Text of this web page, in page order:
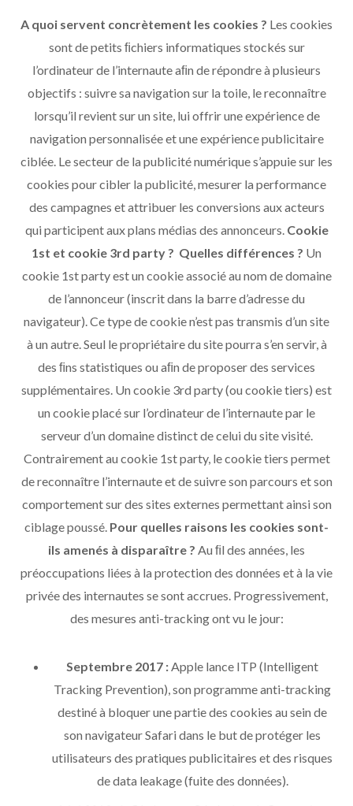
A quoi servent concrètement les cookies ? Les cookies
sont de petits ﬁchiers informatiques stockés sur
l’ordinateur de l’internaute aﬁn de répondre à plusieurs
objectifs : suivre sa navigation sur la toile, le reconnaître
lorsqu’il revient sur un site, lui offrir une expérience de
navigation personnalisée et une expérience publicitaire
ciblée. Le secteur de la publicité numérique s’appuie sur les
cookies pour cibler la publicité, mesurer la performance
des campagnes et attribuer les conversions aux acteurs
qui participent aux plans médias des annonceurs. Cookie
1st et cookie 3rd party ? Quelles différences ? Un
cookie 1st party est un cookie associé au nom de domaine
de l’annonceur (inscrit dans la barre d’adresse du
navigateur). Ce type de cookie n’est pas transmis d’un site
à un autre. Seul le propriétaire du site pourra s’en servir, à
des ﬁns statistiques ou aﬁn de proposer des services
supplémentaires. Un cookie 3rd party (ou cookie tiers) est
un cookie placé sur l’ordinateur de l’internaute par le
serveur d’un domaine distinct de celui du site visité.
Contrairement au cookie 1st party, le cookie tiers permet
de reconnaître l’internaute et de suivre son parcours et son
comportement sur des sites externes permettant ainsi son
ciblage poussé. Pour quelles raisons les cookies sont-
ils amenés à disparaître ? Au ﬁl des années, les
préoccupations liées à la protection des données et à la vie
privée des internautes se sont accrues. Progressivement,
des mesures anti-tracking ont vu le jour:
Septembre 2017 : Apple lance ITP (Intelligent
Tracking Prevention), son programme anti-tracking
destiné à bloquer une partie des cookies au sein de
son navigateur Safari dans le but de protéger les
utilisateurs des pratiques publicitaires et des risques
de data leakage (fuite des données).